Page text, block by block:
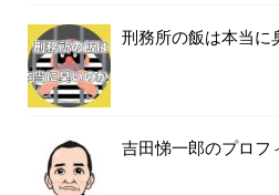
刑務所の飯は本当に
吉田悌一郎のプロフ